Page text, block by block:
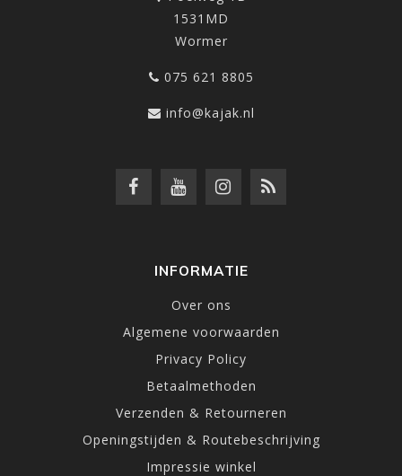
1531MD
Wormer
075 621 8805
info@kajak.nl
INFORMATIE
Over ons
Algemene voorwaarden
Privacy Policy
Betaalmethoden
Verzenden & Retourneren
Openingstijden & Routebeschrijving
Impressie winkel